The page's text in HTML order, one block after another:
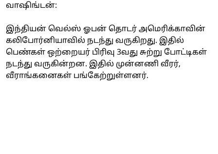
வாஷிங்டன்:
இந்தியன் வெல்ஸ் ஓபன் தொடர் அமெரிக்காவின்
கலிபோர்னியாவில் நடந்து வருகிறது. இதில்
பெண்கள் ஒற்றையர் பிரிவு 3வது சுற்று போட்டிகள்
நடந்து வருகின்றன. இதில் முன்னணி வீரர்,
வீராங்கனைகள் பங்கேற்றுள்ளனர்.